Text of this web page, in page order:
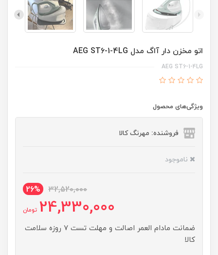
اتو مخزن دار آاگ مدل AEG ST6-1-4LG
AEG ST6-1-4LG
ویژگی‌های محصول
فروشنده: مهرنگ کالا
ناموجود
32,520,000
26%
24,330,000 تومان
ضمانت مادام العمر اصالت و مهلت تست ۷ روزه سلامت
کالا